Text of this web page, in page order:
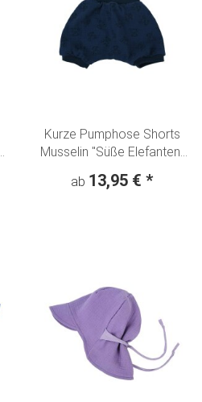
Kurze Pumphose Shorts
Musselin "Süße Elefanten"
ab 13,95 € *